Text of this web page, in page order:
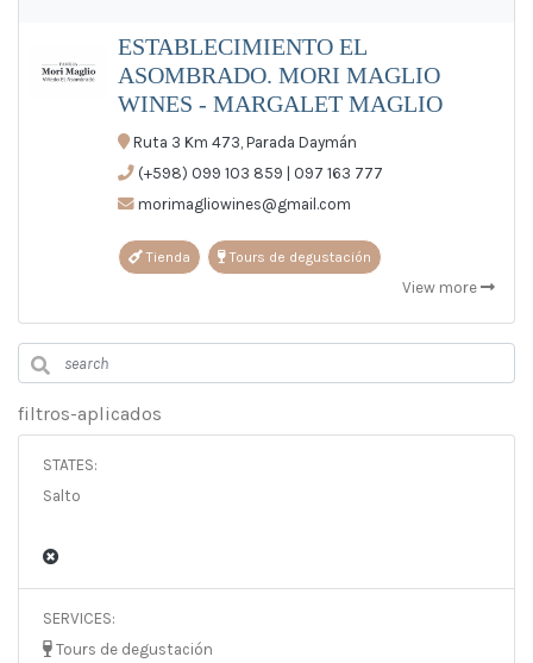
ESTABLECIMIENTO EL
ASOMBRADO. MORI MAGLIO
WINES - MARGALET MAGLIO
Ruta 3 Km 473, Parada Daymán
(+598) 099 103 859 | 097 163 777
morimagliowines@gmail.com
Tienda Tours de degustación
View more
filtros-aplicados
STATES:
Salto
SERVICES:
Tours de degustación